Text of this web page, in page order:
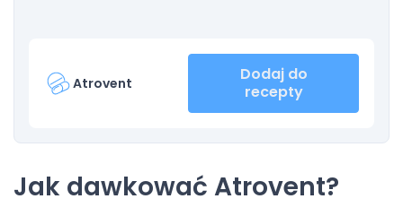
Atrovent
Dodaj do
recepty
Jak dawkować Atrovent?